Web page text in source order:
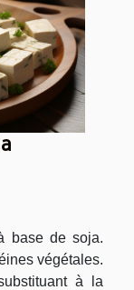
base de soja.
végétales.
à la